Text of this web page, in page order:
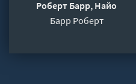
Роберт Барр, Найо
Марш, Джозефина Тэй
Барр Роберт